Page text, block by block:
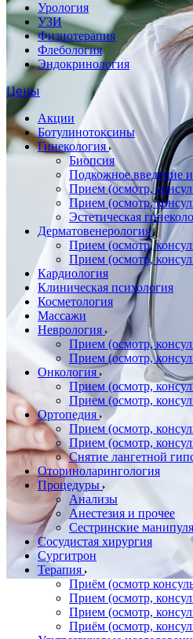
Урология
УЗИ
Физиотерапия
Флебология
Эндокринология
Цены
Акции
Ботулинотоксины
Гинекология
Биопсия
Подкожное введение
Прием (осмотр,
Прием (осмотр,
Эстетическая
Дерматовенерология
Прием (осмотр,
Прием (осмотр,
Кардиология
Клиническая психология
Косметология
Массажи
Неврология
Прием (осмотр,
Прием (осмотр,
Онкология
Прием (осмотр,
Прием (осмотр,
Ортопедия
Прием (осмотр,
Прием (осмотр,
Снятие лангетной
Оториноларингология
Процедуры
Анализы
Анестезия и прочее
Сестринские
Сосудистая хирургия
Сургитрон
Терапия
Приём (осмотр
Прием (осмотр,
Прием (осмотр,
Приём (осмотр,